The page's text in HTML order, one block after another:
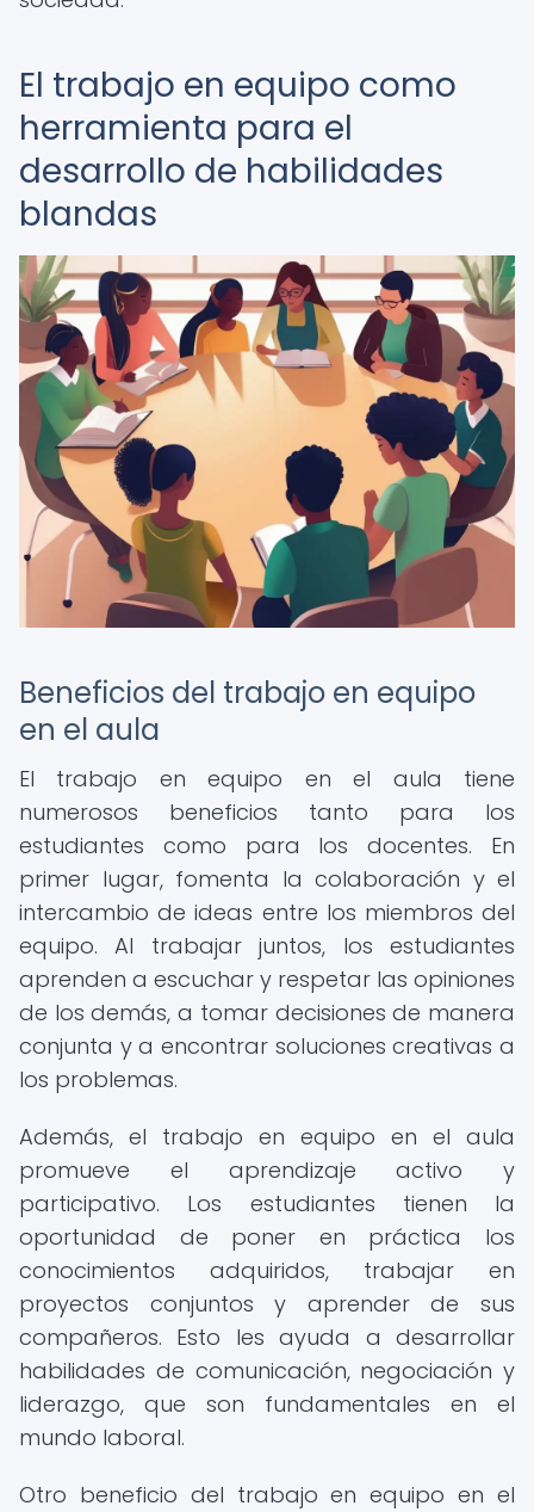
El trabajo en equipo como
herramienta para el
desarrollo de habilidades
blandas
Beneficios del trabajo en equipo
en el aula
El trabajo en equipo en el aula tiene
numerosos beneficios tanto para los
estudiantes como para los docentes. En
primer lugar, fomenta la colaboración y el
intercambio de ideas entre los miembros del
equipo. Al trabajar juntos, los estudiantes
aprenden a escuchar y respetar las opiniones
de los demás, a tomar decisiones de manera
conjunta y a encontrar soluciones creativas a
los problemas.
Además, el trabajo en equipo en el aula
promueve el aprendizaje activo y
participativo. Los estudiantes tienen la
oportunidad de poner en práctica los
conocimientos adquiridos, trabajar en
proyectos conjuntos y aprender de sus
compañeros. Esto les ayuda a desarrollar
habilidades de comunicación, negociación y
liderazgo, que son fundamentales en el
mundo laboral.
Otro beneficio del trabajo en equipo en el